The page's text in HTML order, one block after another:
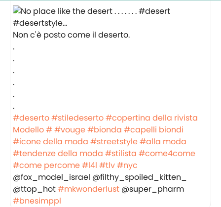
Non c'è posto come il deserto.
.
.
.
.
.
.
#deserto#stiledeserto#copertina della rivista
Modello ##vouge#bionda #capelli biondi
#icone della moda #streetstyle#alla moda
#tendenze della moda #stilista #come4come
#come percome#l4l #tlv#nyc
@fox_model_israel @filthy_spoiled_kitten_
@ttop_hot#mkwonderlust @super_pharm
#bnesimppl